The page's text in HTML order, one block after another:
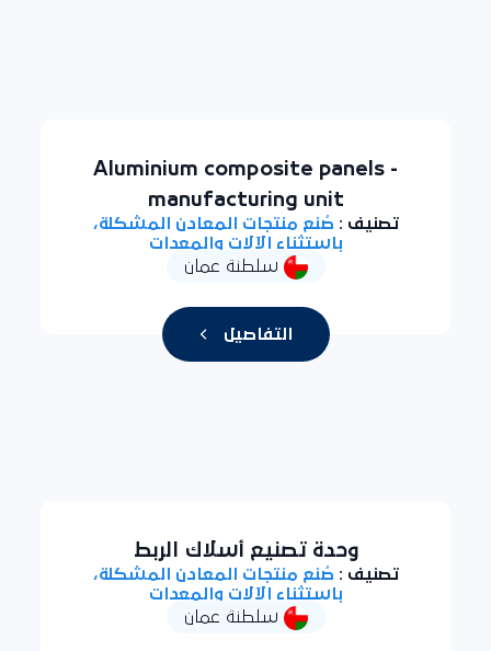
Aluminium composite panels -
manufacturing unit
تصنيف : صُنع منتجات المعادن المشكلة،
باستثناء الآلات والمعدات
سلطنة عمان
التفاصيل
وحدة تصنيع أسلاك الربط
تصنيف : صُنع منتجات المعادن المشكلة،
باستثناء الآلات والمعدات
سلطنة عمان